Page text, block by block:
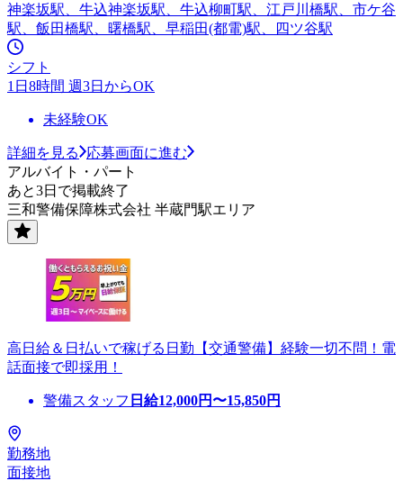
神楽坂駅、牛込神楽坂駅、牛込柳町駅、江戸川橋駅、市ケ谷
駅、飯田橋駅、曙橋駅、早稲田(都電)駅、四ツ谷駅
シフト
1日8時間 週3日からOK
未経験OK
詳細を見る
応募画面に進む
アルバイト・パート
あと3日で掲載終了
三和警備保障株式会社 半蔵門駅エリア
高日給＆日払いで稼げる日勤【交通警備】経験一切不問！電
話面接で即採用！
警備スタッフ 日給12,000円〜15,850円
勤務地
面接地